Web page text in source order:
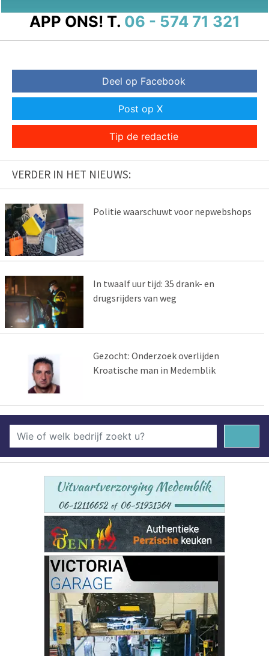
APP ONS! T. 06 - 574 71 321
Deel op Facebook
Post op X
Tip de redactie
VERDER IN HET NIEUWS:
Politie waarschuwt voor nepwebshops
In twaalf uur tijd: 35 drank- en
drugsrijders van weg
Gezocht: Onderzoek overlijden
Kroatische man in Medemblik